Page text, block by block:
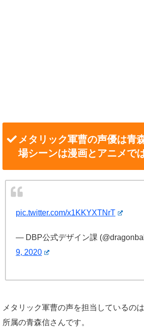
メタリック軍曹の声優は青
場シーンは漫画とアニメで
pic.twitter.com/x1KKYXTNrT
— DBP公式デザイン課
9, 2020
メタリック軍曹の声を担当しているの
所属の青森信さんです。